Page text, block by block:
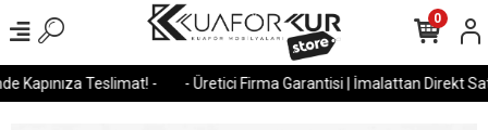
Kapınıza Teslimat! - - Üretici Firma Garantisi | İmalattan Direkt
0